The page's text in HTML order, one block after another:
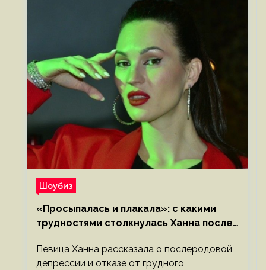
Шоубиз
«Просыпалась и плакала»: с какими
трудностями столкнулась Ханна после
Певица Ханна рассказала о послеродовой
депрессии и отказе от грудного